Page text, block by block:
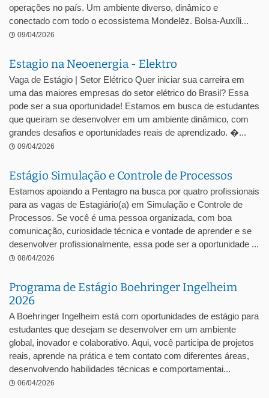
operações no país. Um ambiente diverso, dinâmico e
conectado com todo o ecossistema Mondelēz. Bolsa-Auxíli...
09/04/2026
Estagio na Neoenergia - Elektro
Vaga de Estágio | Setor Elétrico Quer iniciar sua carreira em
uma das maiores empresas do setor elétrico do Brasil? Essa
pode ser a sua oportunidade! Estamos em busca de estudantes
que queiram se desenvolver em um ambiente dinâmico, com
grandes desafios e oportunidades reais de aprendizado. �...
09/04/2026
Estágio Simulação e Controle de Processos
Estamos apoiando a Pentagro na busca por quatro profissionais
para as vagas de Estagiário(a) em Simulação e Controle de
Processos. Se você é uma pessoa organizada, com boa
comunicação, curiosidade técnica e vontade de aprender e se
desenvolver profissionalmente, essa pode ser a oportunidade ...
08/04/2026
Programa de Estágio Boehringer Ingelheim
2026
A Boehringer Ingelheim está com oportunidades de estágio para
estudantes que desejam se desenvolver em um ambiente
global, inovador e colaborativo. Aqui, você participa de projetos
reais, aprende na prática e tem contato com diferentes áreas,
desenvolvendo habilidades técnicas e comportamentai...
06/04/2026